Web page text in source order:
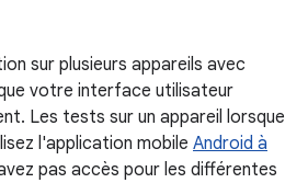
sur plusieurs appareils avec
votre interface utilisateur
Les tests sur un appareil lorsque
l'application mobile Android à
pas accès pour les différentes